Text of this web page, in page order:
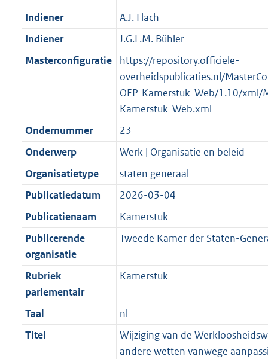
Indiener
A.J. Flach
Indiener
J.G.L.M. Bühler
Masterconfiguratie
https://repository.officiele-
overheidspublicaties.nl/
OEP-Kamerstuk-Web/1.10/xml/
Kamerstuk-Web.xml
Ondernummer
23
Onderwerp
Werk | Organisatie en beleid
Organisatietype
staten generaal
Publicatiedatum
2026-03-04
Publicatienaam
Kamerstuk
Publicerende
organisatie
Tweede Kamer der Staten-
Rubriek
parlementair
Kamerstuk
Taal
nl
Titel
Wijziging van de
andere wetten vanwege